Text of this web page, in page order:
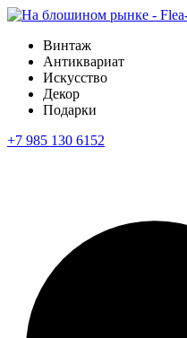
Винтаж
Антиквариат
Искусство
Декор
Подарки
+7 985 130 6152